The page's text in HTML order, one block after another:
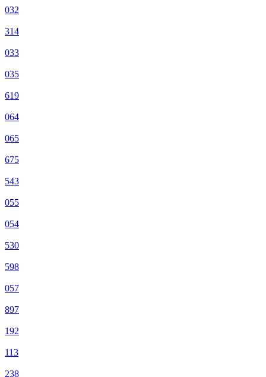
032
314
033
035
619
064
065
675
543
055
054
530
598
057
897
192
113
238